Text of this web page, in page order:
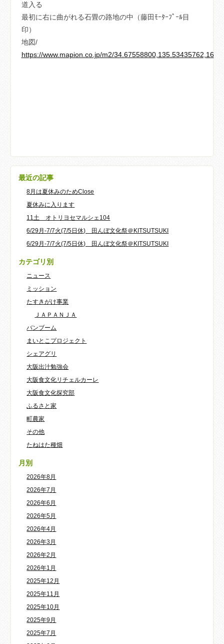
道入る
最初に右に曲がれる石畳の路地の中（藤田ﾓｰﾀｰﾌﾟｰﾙ目
印）
地図/
https://www.mapion.co.jp/m2/34.67558800,135.53435762,16
最近の記事
8月は夏休みのためClose
夏休みに入ります
11土 オトリヨセマルシェ104
6/29月-7/7火(7/5日休) 田んぼ文化祭＠KITSUTSUKI
6/29月-7/7火(7/5日休) 田んぼ文化祭＠KITSUTSUKI
カテゴリ別
ニュース
ミッション
たすきがけ事業
ＪＡＰＡＮＪＡ
バンブーム
まいとこプロジェクト
シェアグリ
大阪出汁勉強会
大阪食文化リチェルカーレ
大阪食文化探究部
ふるさと家
町農家
その他
たねはた種畑
月別
2026年8月
2026年7月
2026年6月
2026年5月
2026年4月
2026年3月
2026年2月
2026年1月
2025年12月
2025年11月
2025年10月
2025年9月
2025年7月